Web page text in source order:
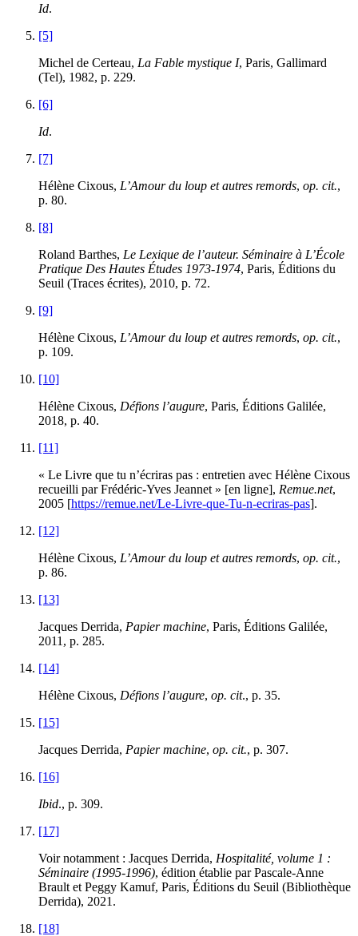
Id.
[5]
Michel de Certeau, La Fable mystique I, Paris, Gallimard
(Tel), 1982, p. 229.
[6]
Id.
[7]
Hélène Cixous, L’Amour du loup et autres remords, op. cit.,
p. 80.
[8]
Roland Barthes, Le Lexique de l’auteur. Séminaire à L’École
Pratique Des Hautes Études 1973-1974, Paris, Éditions du
Seuil (Traces écrites), 2010, p. 72.
[9]
Hélène Cixous, L’Amour du loup et autres remords, op. cit.,
p. 109.
[10]
Hélène Cixous, Défions l’augure, Paris, Éditions Galilée,
2018, p. 40.
[11]
« Le Livre que tu n’écriras pas : entretien avec Hélène Cixous
recueilli par Frédéric-Yves Jeannet » [en ligne], Remue.net,
2005 [https://remue.net/Le-Livre-que-Tu-n-ecriras-pas].
[12]
Hélène Cixous, L’Amour du loup et autres remords, op. cit.,
p. 86.
[13]
Jacques Derrida, Papier machine, Paris, Éditions Galilée,
2011, p. 285.
[14]
Hélène Cixous, Défions l’augure, op. cit., p. 35.
[15]
Jacques Derrida, Papier machine, op. cit., p. 307.
[16]
Ibid., p. 309.
[17]
Voir notamment : Jacques Derrida, Hospitalité, volume 1 :
Séminaire (1995-1996), édition établie par Pascale-Anne
Brault et Peggy Kamuf, Paris, Éditions du Seuil (Bibliothèque
Derrida), 2021.
[18]